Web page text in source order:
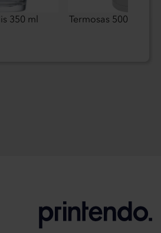
350 ml Termosas 500 ml